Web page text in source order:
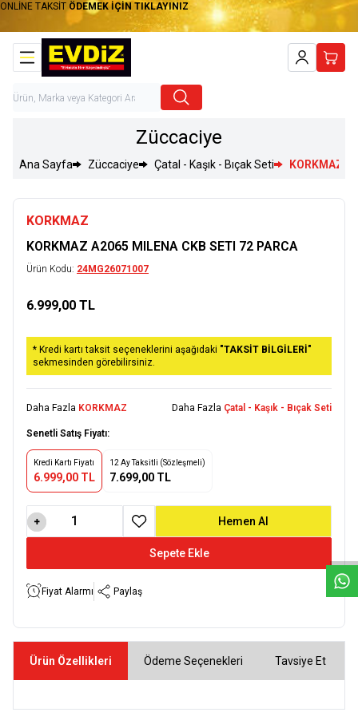
ONLİNE TAKSİT ÖDEMEK İÇİN TIKLAYINIZ
Hesabım
Züccaciye
Ana Sayfa Züccaciye Çatal - Kaşık - Bıçak Seti KORKMAZ
KORKMAZ
KORKMAZ A2065 MILENA CKB SETI 72 PARCA
Ürün Kodu: 24MG26071007
6.999,00 TL
* Kredi kartı taksit seçeneklerini aşağıdaki "TAKSİT BİLGİLERİ"
sekmesinden görebilirsiniz.
Daha Fazla KORKMAZ Daha Fazla Çatal - Kaşık - Bıçak Seti
Senetli Satış Fiyatı:
Kredi Kartı Fiyatı
6.999,00 TL
12 Ay Taksitli (Sözleşmeli)
7.699,00 TL
Sepete Ekle
Hemen Al
Favoriye Ekle
Fiyat Alarmı Paylaş
Ürün Özellikleri Ödeme Seçenekleri Tavsiye Et